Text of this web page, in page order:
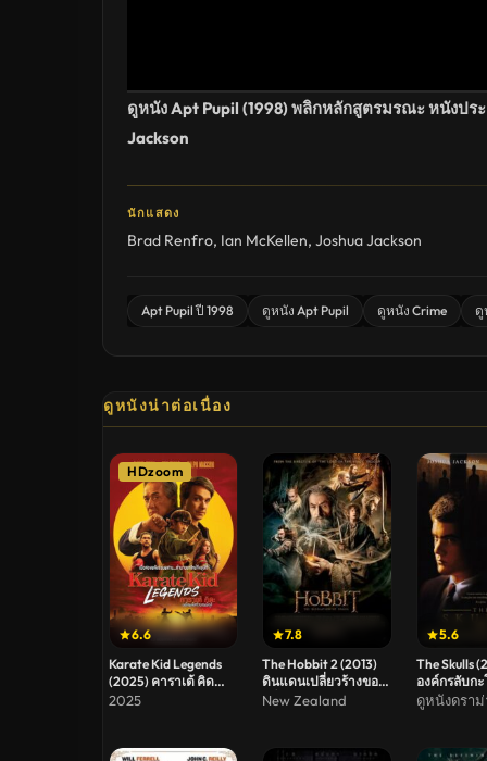
ดูหนัง Apt Pupil (1998) พลิกหลักสูตรมรณะ หนังปร
Jackson
นักแสดง
Brad Renfro, Ian McKellen, Joshua Jackson
Apt Pupil ปี 1998 ดูหนัง Apt Pupil ดูหนัง Crime ดู
ดูหนังน่าต่อเนื่อง
6.6
HDzoom
Karate Kid Legends
(2025) คาราเต้ คิด
ผนึกพลังตำนานนักสู้
2025
7.8
The Hobbit 2 (2013)
ดินแดนเปลี่ยวร้างของ
สม็อค
New Zealand
5.6
The Skulls
องค์กรลับก
ดูหนังดรา